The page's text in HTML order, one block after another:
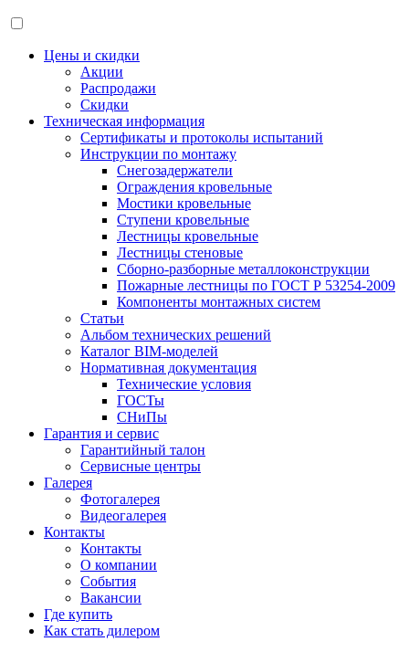
Цены и скидки
Акции
Распродажи
Скидки
Техническая информация
Сертификаты и протоколы испытаний
Инструкции по монтажу
Снегозадержатели
Ограждения кровельные
Мостики кровельные
Ступени кровельные
Лестницы кровельные
Лестницы стеновые
Сборно-разборные металлоконструкции
Пожарные лестницы по ГОСТ Р 53254-2009
Компоненты монтажных систем
Статьи
Альбом технических решений
Каталог BIM-моделей
Нормативная документация
Технические условия
ГОСТы
СНиПы
Гарантия и сервис
Гарантийный талон
Сервисные центры
Галерея
Фотогалерея
Видеогалерея
Контакты
Контакты
О компании
События
Вакансии
Где купить
Как стать дилером